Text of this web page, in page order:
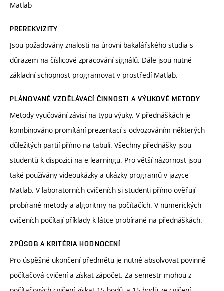
Matlab
PREREKVIZITY
Jsou požadovány znalosti na úrovni bakalářského studia s
důrazem na číslicové zpracování signálů. Dále jsou nutné
základní schopnost programovat v prostředí Matlab.
PLÁNOVANÉ VZDĚLÁVACÍ ČINNOSTI A VÝUKOVÉ METODY
Metody vyučování závisí na typu výuky. V přednáškách je
kombinováno promítání prezentací s odvozováním některých
důležitých partií přímo na tabuli. Všechny přednášky jsou
studentů k dispozici na e-learningu. Pro větší názornost jsou
také používány videoukázky a ukázky programů v jazyce
Matlab. V laboratorních cvičeních si studenti přímo ověřují
probírané metody a algoritmy na počítačích. V numerických
cvičeních počítají příklady k látce probírané na přednáškách.
ZPŮSOB A KRITÉRIA HODNOCENÍ
Pro úspěšné ukončení předmětu je nutné absolvovat povinně
počítačová cvičení a získat zápočet. Za semestr mohou z